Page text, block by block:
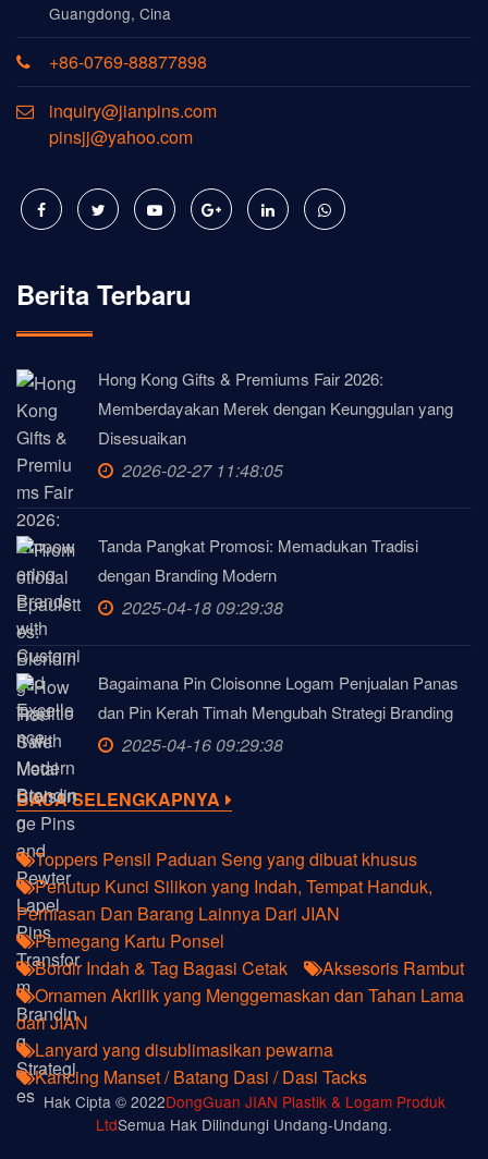
Guangdong, Cina
+86-0769-88877898
inquiry@jianpins.com
pinsjj@yahoo.com
Berita Terbaru
Hong Kong Gifts & Premiums Fair 2026:
Memberdayakan Merek dengan Keunggulan yang
Disesuaikan
2026-02-27 11:48:05
Tanda Pangkat Promosi: Memadukan Tradisi
dengan Branding Modern
2025-04-18 09:29:38
Bagaimana Pin Cloisonne Logam Penjualan Panas
dan Pin Kerah Timah Mengubah Strategi Branding
2025-04-16 09:29:38
BACA SELENGKAPNYA
Toppers Pensil Paduan Seng yang dibuat khusus
Penutup Kunci Silikon yang Indah, Tempat Handuk,
Perhiasan Dan Barang Lainnya Dari JIAN
Pemegang Kartu Ponsel
Bordir Indah & Tag Bagasi Cetak
Aksesoris Rambut
Ornamen Akrilik yang Menggemaskan dan Tahan Lama
dari JIAN
Lanyard yang disublimasikan pewarna
Kancing Manset / Batang Dasi / Dasi Tacks
Hak Cipta © 2022DongGuan JIAN Plastik & Logam Produk
LtdSemua Hak Dilindungi Undang-Undang.